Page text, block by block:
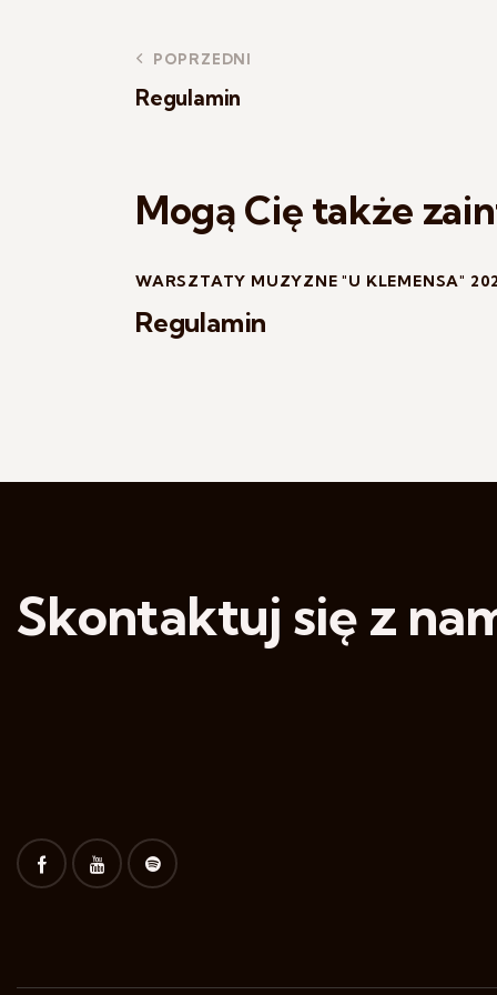
POPRZEDNI
Regulamin
Mogą Cię także
WARSZTATY MUZYZNE "U KLEMENSA"
Regulamin
Skontaktuj się z